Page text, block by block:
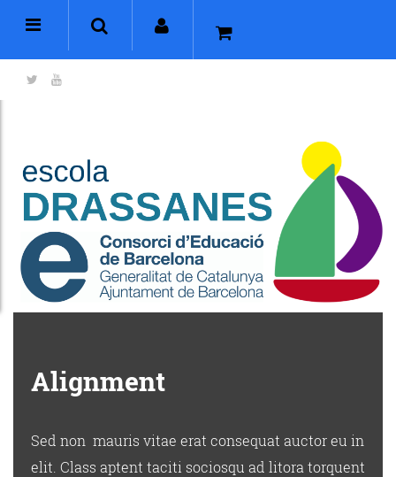
Alignment
Sed non mauris vitae erat consequat auctor eu in
elit. Class aptent taciti sociosqu ad litora torquent